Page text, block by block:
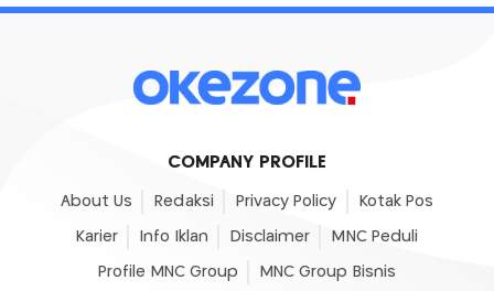
COMPANY PROFILE
About Us Redaksi Privacy Policy Kotak Pos
Karier Info Iklan Disclaimer MNC Peduli
Profile MNC Group MNC Group Bisnis